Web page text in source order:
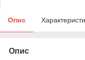
Опис
Опис